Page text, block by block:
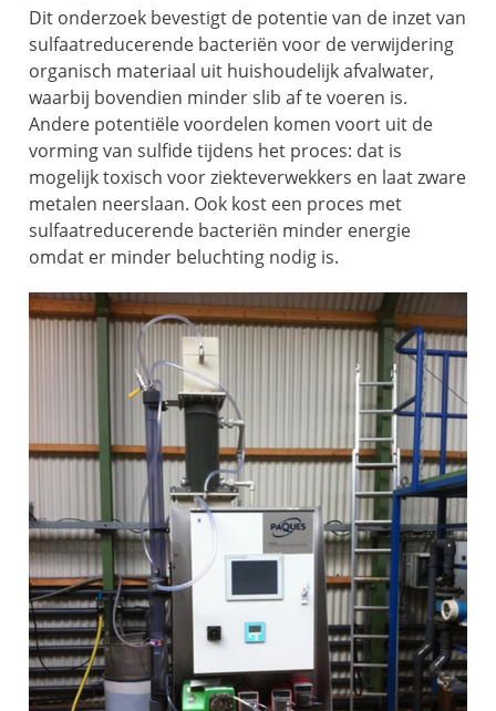
Dit onderzoek bevestigt de potentie van de inzet van
sulfaatreducerende bacteriën voor de verwijdering
organisch materiaal uit huishoudelijk afvalwater,
waarbij bovendien minder slib af te voeren is.
Andere potentiële voordelen komen voort uit de
vorming van sulfide tijdens het proces: dat is
mogelijk toxisch voor ziekteverwekkers en laat zware
metalen neerslaan. Ook kost een proces met
sulfaatreducerende bacteriën minder energie
omdat er minder beluchting nodig is.